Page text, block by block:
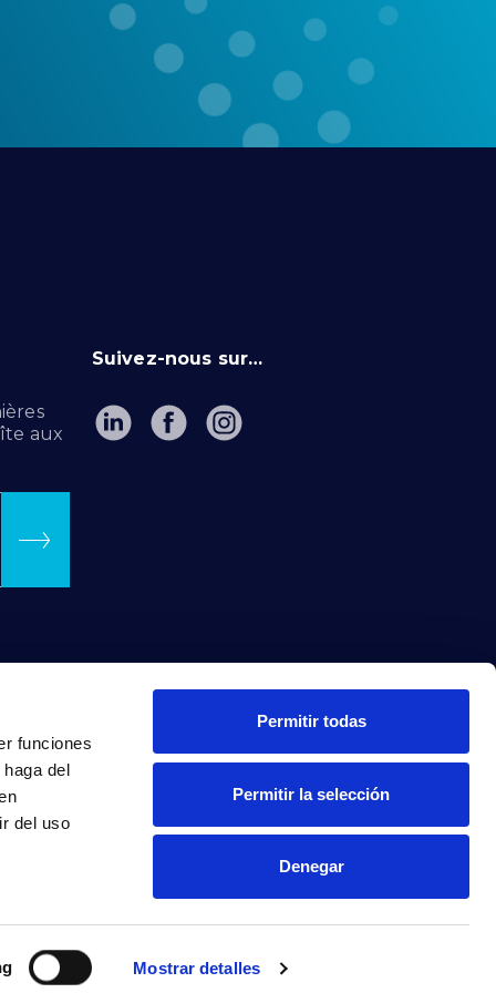
funciones
del
del uso
Mostrar detalles
Permitir todas
Permitir la selección
Denegar
aux
Suivez-nous sur…